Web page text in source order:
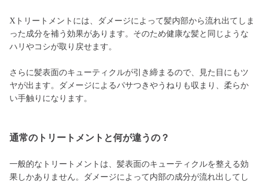
Xトリートメントには、ダメージによって髪内部から流れ出てしま
った成分を補う効果があります。そのため健康な髪と同じような
ハリやコシが取り戻せます。
さらに髪表面のキューティクルが引き締まるので、見た目にもツ
ヤが出ます。ダメージによるパサつきやうねりも収まり、柔らか
い手触りになります。
通常のトリートメントと何が違うの？
一般的なトリートメントは、髪表面のキューティクルを整える効
果しかありません。ダメージによって内部の成分が流れ出してし